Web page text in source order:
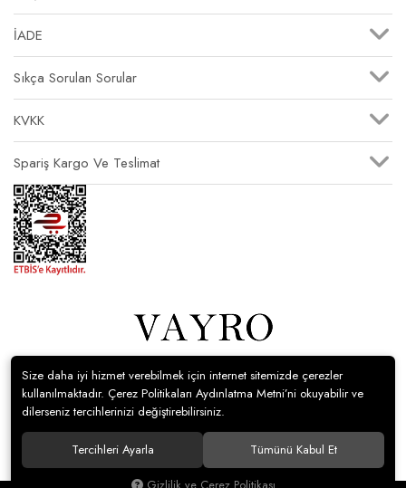
İADE
Sıkça Sorulan Sorular
KVKK
Spariş Kargo Ve Teslimat
© Vayro Giyim Tüm hakları saklıdır.
Size daha iyi hizmet verebilmek için internet sitemizde çerezler
kullanılmaktadır. Çerez Politikaları Aydınlatma Metni’ni okuyabilir ve
dilerseniz tercihlerinizi değiştirebilirsiniz.
Tercihleri Ayarla Tümünü Kabul Et